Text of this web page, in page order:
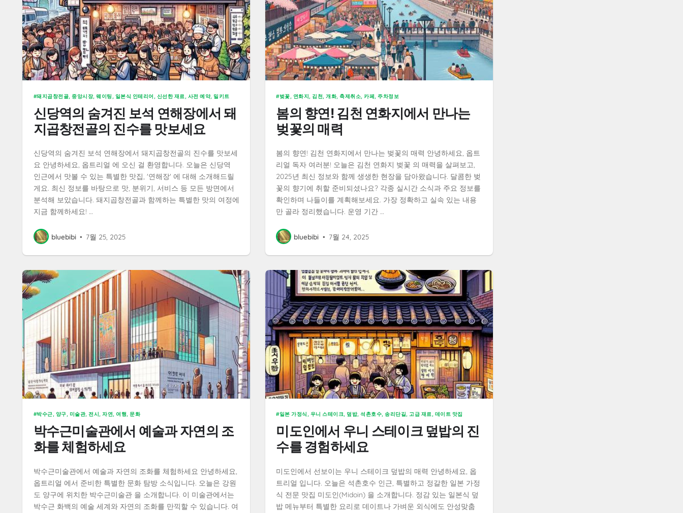
돼지곱창전골, 중앙시장, 웨이팅, 일본식 인테리어, 신선한 재료, 사전 예약, 밀키트
신당역의 숨겨진 보석 연해장에서 돼
지곱창전골의 진수를 맛보세요
신당역의 숨겨진 보석 연해장에서 돼지곱창전골의 진수를 맛보세
요 안녕하세요, 옵트리얼 에 오신 걸 환영합니다. 오늘은 신당역
인근에서 맛볼 수 있는 특별한 맛집, '연해장' 에 대해 소개해드릴
게요. 최신 정보를 바탕으로 맛, 분위기, 서비스 등 모든 방면에서
분석해 보았습니다. 돼지곱창전골과 함께하는 특별한 맛의 여정에
지금 함께하세요! …
bluebibi • 7월 25, 2025
벚꽃, 연화지, 김천, 개화, 축제취소, 카페, 주차정보
봄의 향연! 김천 연화지에서 만나는
벚꽃의 매력
봄의 향연! 김천 연화지에서 만나는 벚꽃의 매력 안녕하세요, 옵트
리얼 독자 여러분! 오늘은 김천 연화지 벚꽃 의 매력을 살펴보고,
2025년 최신 정보와 함께 생생한 현장을 담아왔습니다. 달콤한 벚
꽃의 향기에 취할 준비되셨나요? 각종 실시간 소식과 주요 정보를
확인하며 나들이를 계획해보세요. 가장 정확하고 실속 있는 내용
만 골라 정리했습니다. 운영 기간 …
bluebibi • 7월 24, 2025
박수근, 양구, 미술관, 전시, 자연, 여행, 문화
박수근미술관에서 예술과 자연의 조
화를 체험하세요
박수근미술관에서 예술과 자연의 조화를 체험하세요 안녕하세요,
옵트리얼 에서 준비한 특별한 문화 탐방 소식입니다. 오늘은 강원
도 양구에 위치한 박수근미술관 을 소개합니다. 이 미술관에서는
박수근 화백의 예술 세계와 자연의 조화를 만끽할 수 있습니다. 여
일본 가정식, 우니 스테이크, 덮밥, 석촌호수, 송리단길, 고급 재료, 데이트 맛집
미도인에서 우니 스테이크 덮밥의 진
수를 경험하세요
미도인에서 선보이는 우니 스테이크 덮밥의 매력 안녕하세요, 옵
트리얼 입니다. 오늘은 석촌호수 인근, 특별하고 정갈한 일본 가정
식 전문 맛집 미도인(Midoin) 을 소개합니다. 정감 있는 일본식 덮
밥 메뉴부터 특별한 요리로 데이트나 가벼운 외식에도 안성맞춤